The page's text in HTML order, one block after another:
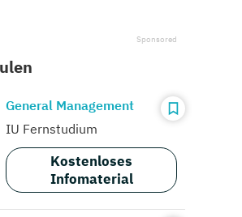
General Management
IU Fernstudium
Kostenloses
Infomaterial